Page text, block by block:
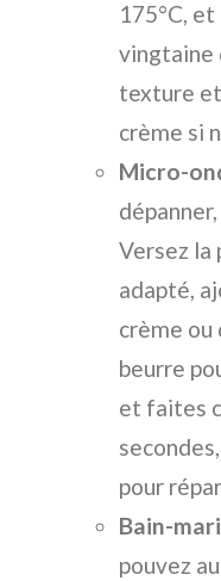
175°C,
vingtaine
texture
crème si
Micro-
Versez la
adapté,
crème ou
beurre
et faites
pour
Bain-
pouvez